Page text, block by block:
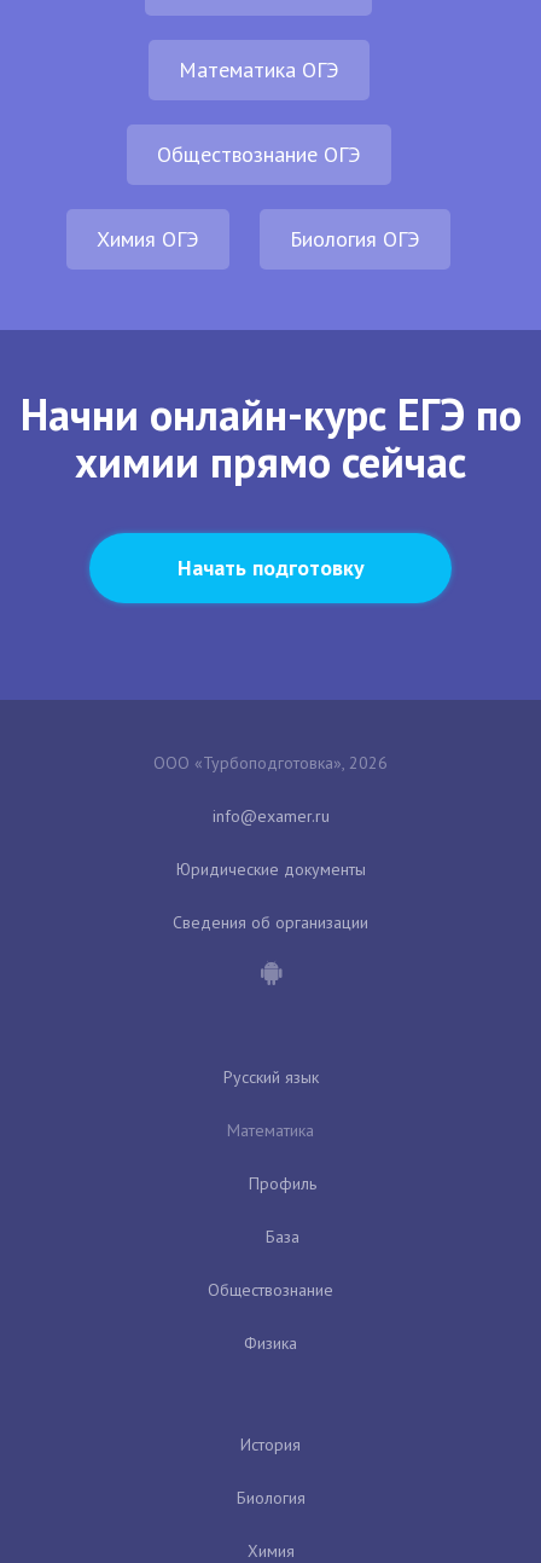
Математика ОГЭ
Обществознание ОГЭ
Химия ОГЭ Биология ОГЭ
Начни онлайн-курс ЕГЭ по
химии прямо сейчас
Начать подготовку
ООО «Турбоподготовка», 2026
Юридические документы
Сведения об организации
Русский язык
Математика
Профиль
База
Обществознание
Физика
История
Биология
Химия